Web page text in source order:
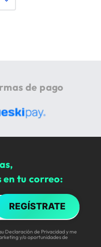
de pago
en tu correo:
REGÍSTRATE
Declaración de Privacidad y me
y/o oportunidades de